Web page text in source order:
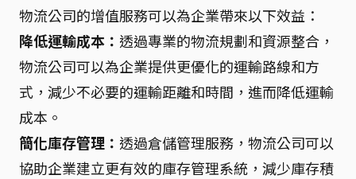
物流公司的增值服務可以為企業帶來以下效益：
降低運輸成本： 透過專業的物流規劃和資源整合，
物流公司可以為企業提供更優化的運輸路線和方
式，減少不必要的運輸距離和時間，進而降低運輸
成本。
簡化庫存管理： 透過倉儲管理服務，物流公司可以
協助企業建立更有效的庫存管理系統，減少庫存積